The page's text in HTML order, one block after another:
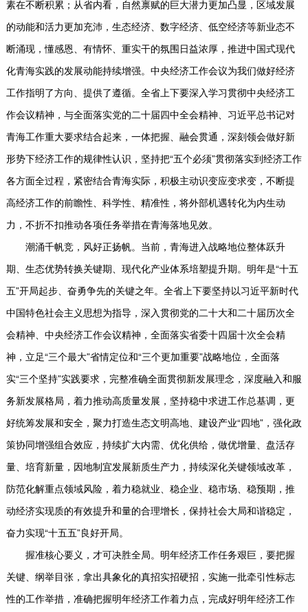
素在不断积累；从省内看，自然禀赋的巨大潜力更加凸显，区域发展
的动能和活力更加充沛，生态经济、数字经济、低空经济等新业态不
断涌现，懂感恩、有情怀、重实干的氛围日益浓厚，推进中国式现代
化青海实践的发展动能持续增强。中央经济工作会议为我们做好经济
工作指明了方向、提供了遵循。全省上下要深入学习贯彻中央经济工
作会议精神，与全面落实党的二十届四中全会精神、习近平总书记对
青海工作重大要求结合起来，一体把握、融会贯通，深刻领会做好新
形势下经济工作的规律性认识，坚持把“五个必须”贯彻落实到经济工作
各方面全过程，紧密结合青海实际，积极主动识变应变求变，不断提
高经济工作的前瞻性、科学性、精准性，将外部机遇转化为内生动
力，不折不扣推动各项任务举措在青海落地见效。
潮涌千帆竞，风好正扬帆。当前，青海进入战略地位整体跃升
期、生态优势转换关键期、现代化产业体系培塑提升期。明年是“十五
五”开局起步、奋勇争先的关键之年。全省上下要坚持以习近平新时代
中国特色社会主义思想为指导，深入贯彻党的二十大和二十届历次全
会精神、中央经济工作会议精神，全面落实省委十四届十次全会精
神，立足“三个最大”省情定位和“三个更加重要”战略地位，全面落
实“三个坚持”实践要求，完整准确全面贯彻新发展理念，深度融入和服
务新发展格局，着力推动高质量发展，坚持稳中求进工作总基调，更
好统筹发展和安全，聚力打造生态文明高地、建设产业“四地”，强化政
策协同增强组合效应，持续扩大内需、优化供给，做优增量、盘活存
量、培育新量，因地制宜发展新质生产力，持续深化关键领域改革，
防范化解重点领域风险，着力稳就业、稳企业、稳市场、稳预期，推
动经济实现质的有效提升和量的合理增长，保持社会大局和谐稳定，
奋力实现“十五五”良好开局。
握准核心要义，才可决胜全局。明年经济工作任务艰巨，要把握
关键、纲举目张，拿出具象化的真招实招硬招，实施一批牵引性标志
性的工作举措，准确把握明年经济工作着力点，完成好明年经济工作